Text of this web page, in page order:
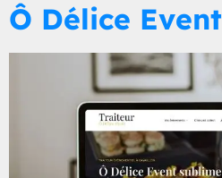
Ô Délice Event